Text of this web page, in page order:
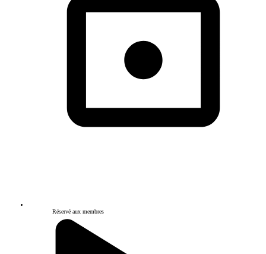
Réservé aux membres